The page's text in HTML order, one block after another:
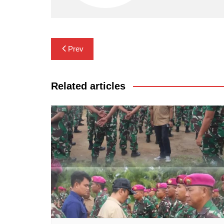
Navigasi
pos
Prev
Related articles